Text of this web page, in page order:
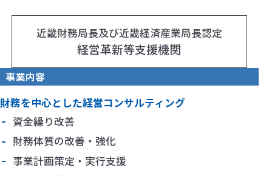
近畿財務局長及び近畿経済産業局長認定
経営革新等支援機関
事業内容
財務を中心とした経営コンサルティング
資金繰り改善
財務体質の改善・強化
事業計画策定・実行支援